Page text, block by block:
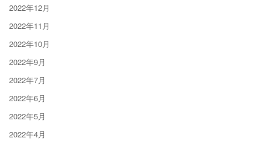
2022年12月
2022年11月
2022年10月
2022年9月
2022年7月
2022年6月
2022年5月
2022年4月